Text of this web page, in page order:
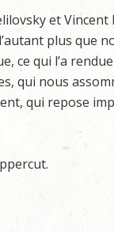
et
plus que
ce qui l’a
qui nous
qui repose